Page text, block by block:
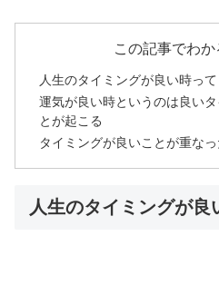
この記事でわか
人生のタイミングが良い時って
運気が良い時というのは良い
とが起こる
タイミングが良いことが重な
人生のタイミングが良